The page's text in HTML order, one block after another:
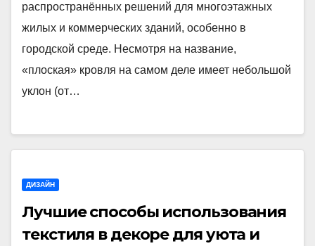
распространённых решений для многоэтажных
жилых и коммерческих зданий, особенно в
городской среде. Несмотря на название,
«плоская» кровля на самом деле имеет небольшой
уклон (от…
ДИЗАЙН
Лучшие способы использования
текстиля в декоре для уюта и